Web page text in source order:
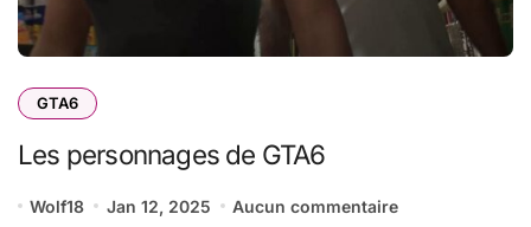
GTA6
Les personnages de GTA6
Wolf18 Jan 12, 2025 Aucun commentaire